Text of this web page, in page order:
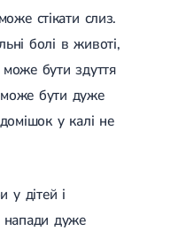
стікати слиз.
болі в животі,
бути здуття
бути дуже
у калі не
дітей і
напади дуже